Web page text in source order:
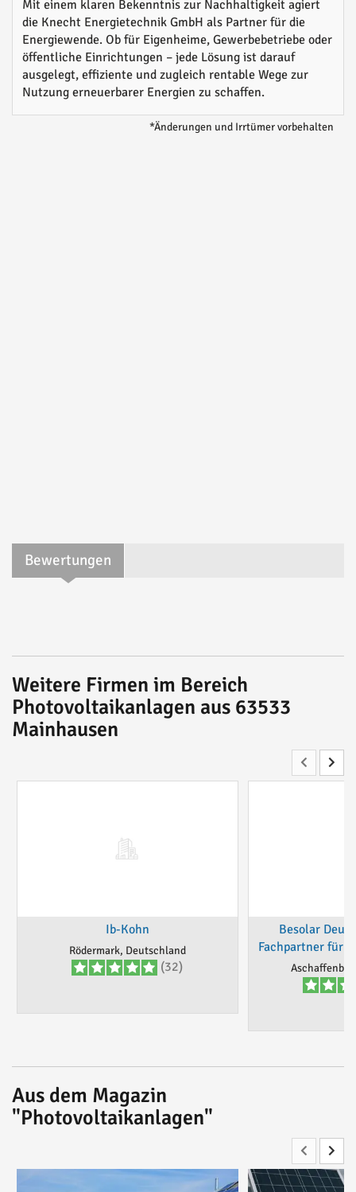
Mit einem klaren Bekenntnis zur Nachhaltigkeit agiert
die Knecht Energietechnik GmbH als Partner für die
Energiewende. Ob für Eigenheime, Gewerbebetriebe oder
öffentliche Einrichtungen – jede Lösung ist darauf
ausgelegt, effiziente und zugleich rentable Wege zur
Nutzung erneuerbarer Energien zu schaffen.
*Änderungen und Irrtümer vorbehalten
Bewertungen
Weitere Firmen im Bereich
Photovoltaikanlagen aus 63533
Mainhausen
Ib-Kohn
Rödermark, Deutschland
(32)
Besolar
Fachpartner für
Aus dem Magazin
"Photovoltaikanlagen"